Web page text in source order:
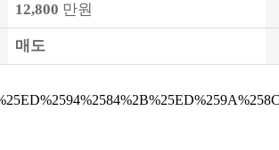
12,800 만원
매도